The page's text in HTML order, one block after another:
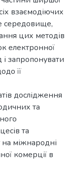
взаємодіючих
середовище,
цих методів
електронної
і запропонувати
її
дослідження
та
та
на міжнародні
комерції в